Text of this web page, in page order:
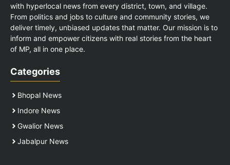
with hyperlocal news from every district, town, and village.
From politics and jobs to culture and community stories, we
deliver timely, unbiased updates that matter. Our mission is to
inform and empower citizens with real stories from the heart
of MP, all in one place.
Categories
Bhopal News
Indore News
Gwalior News
Jabalpur News